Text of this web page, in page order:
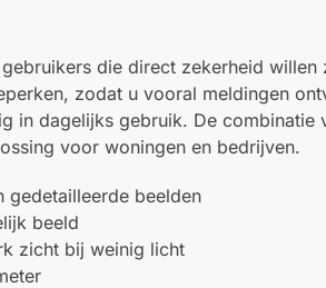
die direct zekerheid
zodat u vooral meldingen
in dagelijks gebruik. De
voor woningen en bedrijven.
gedetailleerde beelden
beeld
zicht bij weinig licht